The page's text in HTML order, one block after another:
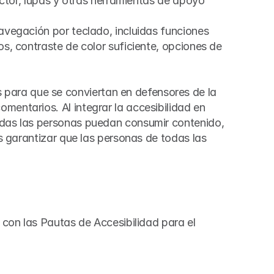
por teclado, incluidas funciones
contraste de color suficiente, opciones de
que se conviertan en defensores de la
Al integrar la accesibilidad en
las personas puedan consumir contenido,
que las personas de todas las
las Pautas de Accesibilidad para el